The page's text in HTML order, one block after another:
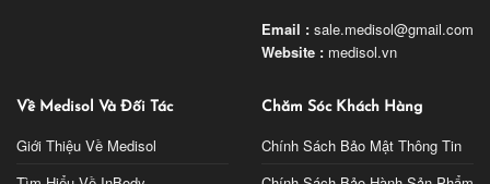
Email : sale.medisol@gmail.com
Website : medisol.vn
Về Medisol Và Đối Tác
Giới Thiệu Về Medisol
Chăm Sóc Khách Hàng
Chính Sách Bảo Mật Thông Tin